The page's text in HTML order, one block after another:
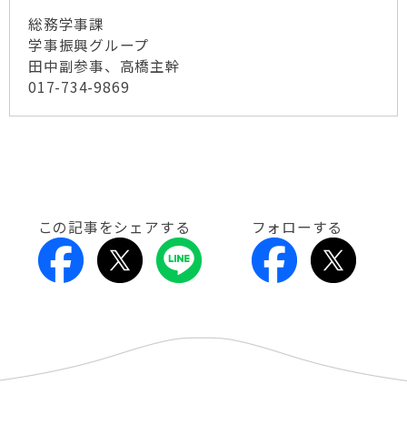
総務学事課
学事振興グループ
田中副参事、高橋主幹
017-734-9869
この記事をシェアする フォローする